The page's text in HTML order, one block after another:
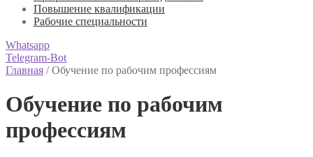
Повышение квалификации
Рабочие специальности
Whatsapp
Telegram-Bot
Главная /Обучение по рабочим профессиям
Обучение по рабочим
профессиям